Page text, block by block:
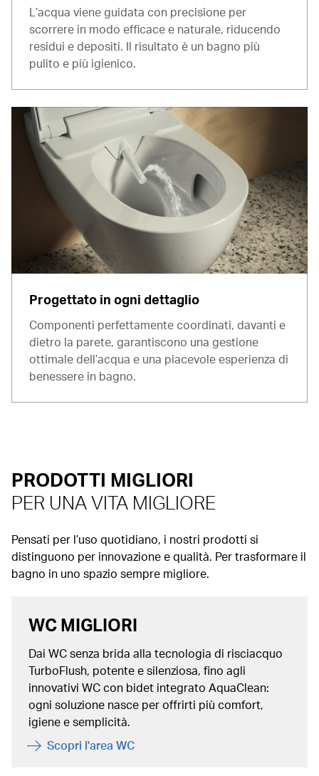
L’acqua viene guidata con precisione per
scorrere in modo efficace e naturale, riducendo
residui e depositi. Il risultato è un bagno più
pulito e più igienico.
Progettato in ogni dettaglio
Componenti perfettamente coordinati, davanti e
dietro la parete, garantiscono una gestione
ottimale dell’acqua e una piacevole esperienza di
benessere in bagno.
PRODOTTI MIGLIORI
PER UNA VITA MIGLIORE
Pensati per l’uso quotidiano, i nostri prodotti si
distinguono per innovazione e qualità. Per trasformare il
bagno in uno spazio sempre migliore.
WC MIGLIORI
Dai WC senza brida alla tecnologia di risciacquo
TurboFlush, potente e silenziosa, fino agli
innovativi WC con bidet integrato AquaClean:
ogni soluzione nasce per offrirti più comfort,
igiene e semplicità.
Scopri l'area WC